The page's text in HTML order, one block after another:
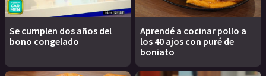
Se cumplen dos años del
bono congelado
Aprendé a cocinar pollo a
los 40 ajos con puré de
boniato